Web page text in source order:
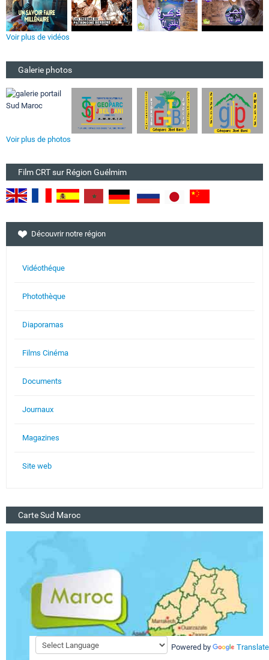
Voir plus de vidéos
Galerie photos
Voir plus de photos
Film CRT sur Région Guélmim
Découvrir notre région
Vidéothéque
Photothèque
Diaporamas
Films Cinéma
Documents
Journaux
Magazines
Site web
Carte Sud Maroc
Powered by Translate